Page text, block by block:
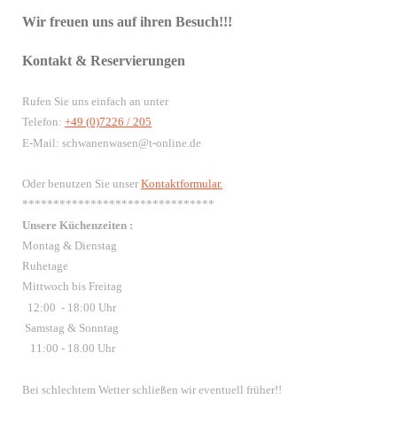
Wir freuen uns auf ihren Besuch!!!
Kontakt & Reservierungen
Rufen Sie uns einfach an unter
Telefon: +49 (0)7226 / 205
E-Mail: schwanenwasen@t-online.de
Oder benutzen Sie unser Kontaktformular.
*******************************
Unsere Küchenzeiten :
Montag & Dienstag
Ruhetage
Mittwoch bis Freitag
12:00 - 18:00 Uhr
Samstag & Sonntag
11:00 - 18.00 Uhr
Bei schlechtem Wetter schließen wir eventuell früher!!